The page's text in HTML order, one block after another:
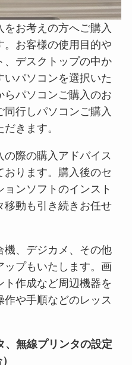
お考えの方へご購入
お客様の使用目的や
、デスクトップの中か
いパソコンを選択いた
らパソコンご購入のお
行しパソコンご購入
きます。
際の購入アドバイス
おります。購入後のセ
ンソフトのインスト
移動も引き続きお任せ
機、デジカメ、その他
ップもいたします。画
作成など周辺機器を
や手順などのレッス
、無線プリンタの設定